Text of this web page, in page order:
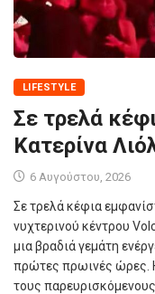
LIFESTYLE
Σε τρελά
Κατερίνα
6 Αυγούστου, 2026
Σε τρελά κέφια
νυχτερινού κέντρου
μια βραδιά γεμάτη
πρώτες πρωινές ώρες.
τους